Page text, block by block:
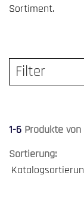
Sortiment.
Filter
1-6 Produkte von
Sortierung: